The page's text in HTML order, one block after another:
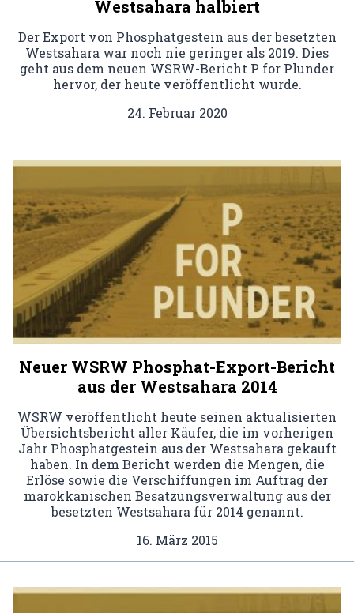
Westsahara halbiert
Der Export von Phosphatgestein aus der besetzten
Westsahara war noch nie geringer als 2019. Dies
geht aus dem neuen WSRW-Bericht P for Plunder
hervor, der heute veröffentlicht wurde.
24. Februar 2020
Neuer WSRW Phosphat-Export-Bericht
aus der Westsahara 2014
WSRW veröffentlicht heute seinen aktualisierten
Übersichtsbericht aller Käufer, die im vorherigen
Jahr Phosphatgestein aus der Westsahara gekauft
haben. In dem Bericht werden die Mengen, die
Erlöse sowie die Verschiffungen im Auftrag der
marokkanischen Besatzungsverwaltung aus der
besetzten Westsahara für 2014 genannt.
16. März 2015